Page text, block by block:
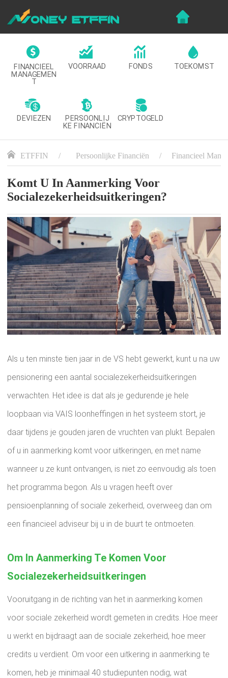
FINANCIEEL
MANAGEMEN
T
VOORRAAD FONDS TOEKOMST
DEVIEZEN PERSOONLIJ
KE FINANCIËN
CRYPTOGELD
ETFFIN Persoonlijke Financiën Financieel
Komt U In Aanmerking Voor
Socialezekerheidsuitkeringen?
Als u ten minste tien jaar in de VS hebt gewerkt, kunt u na uw
pensionering een aantal socialezekerheidsuitkeringen
verwachten. Het idee is dat als je gedurende je hele
loopbaan via VAIS loonheffingen in het systeem stort, je
daar tijdens je gouden jaren de vruchten van plukt. Bepalen
of u in aanmerking komt voor uitkeringen, en met name
wanneer u ze kunt ontvangen, is niet zo eenvoudig als toen
het programma begon. Als u vragen heeft over
pensioenplanning of sociale zekerheid, overweeg dan om
een ​​financieel adviseur bij u in de buurt te ontmoeten.
Om In Aanmerking Te Komen Voor
Socialezekerheidsuitkeringen
Vooruitgang in de richting van het in aanmerking komen
voor sociale zekerheid wordt gemeten in credits. Hoe meer
u werkt en bijdraagt ​​aan de sociale zekerheid, hoe meer
credits u verdient. Om voor een uitkering in aanmerking te
komen, heb je minimaal 40 studiepunten nodig, wat